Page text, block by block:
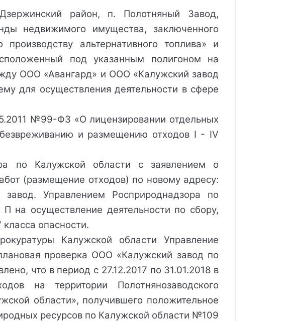
район, п. Полотняный Завод,
недвижимого имущества, заключенного
альтернативного топлива» и
под указанным полигоном на
ООО «Авангард» и ООО «Калужский завод
для осуществления деятельности в сфере
№99-ФЗ «О лицензировании отдельных
и размещению отходов I - IV
по Калужской области с заявлением о
(размещение отходов) по новому адресу:
Управлением Росприроднадзора по
осуществление деятельности по сбору,
опасности.
Калужской области Управление
проверка ООО «Калужский завод по
что в период с 27.12.2017 по 31.01.2018 в
на территории Полотнянозаводского
области», получившего положительное
ресурсов по Калужской области №109